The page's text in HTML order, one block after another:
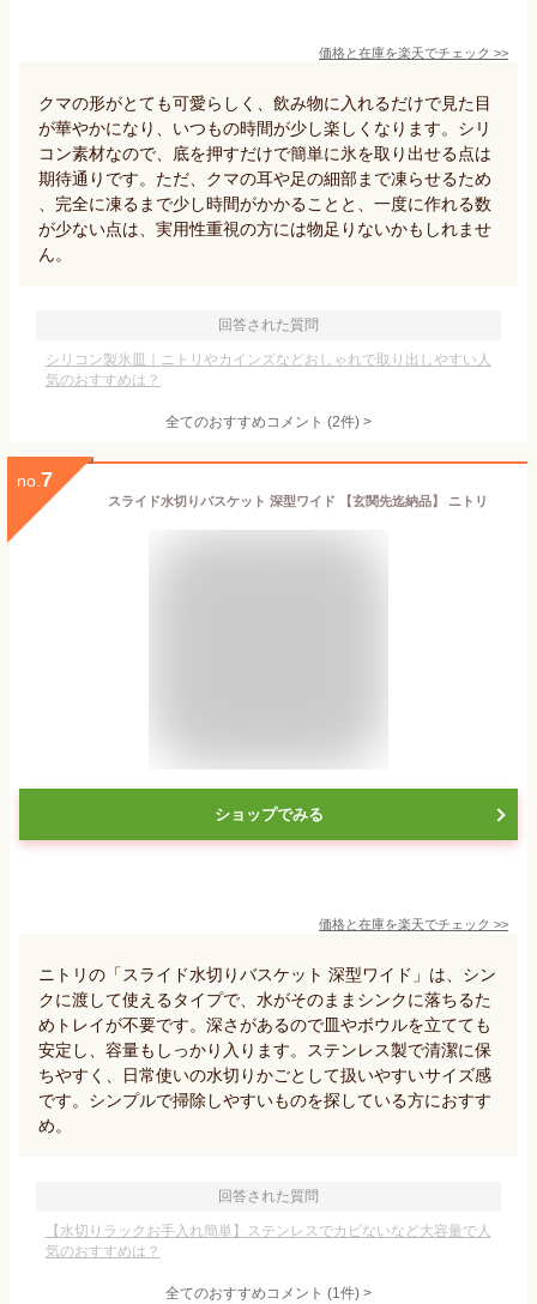
価格と在庫を楽天でチェック >>
クマの形がとても可愛らしく、飲み物に入れるだけで見た目
が華やかになり、いつもの時間が少し楽しくなります。シリ
コン素材なので、底を押すだけで簡単に氷を取り出せる点は
期待通りです。ただ、クマの耳や足の細部まで凍らせるため
、完全に凍るまで少し時間がかかることと、一度に作れる数
が少ない点は、実用性重視の方には物足りないかもしれませ
ん。
回答された質問
シリコン製氷皿｜ニトリやカインズなどおしゃれで取り出しやすい人
気のおすすめは？
全てのおすすめコメント (2件) >
no. 7
スライド水切りバスケット 深型ワイド 【玄関先迄納品】 ニトリ
ショップでみる
価格と在庫を楽天でチェック >>
ニトリの「スライド水切りバスケット 深型ワイド」は、シン
クに渡して使えるタイプで、水がそのままシンクに落ちるた
めトレイが不要です。深さがあるので皿やボウルを立てても
安定し、容量もしっかり入ります。ステンレス製で清潔に保
ちやすく、日常使いの水切りかごとして扱いやすいサイズ感
です。シンプルで掃除しやすいものを探している方におすす
め。
回答された質問
【水切りラックお手入れ簡単】ステンレスでカビないなど大容量で人
気のおすすめは？
全てのおすすめコメント (1件) >